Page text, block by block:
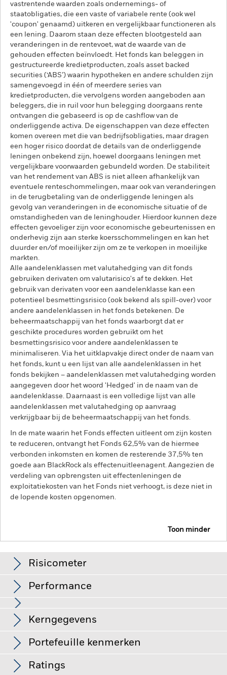
vastrentende waarden zoals ondernemings- of
staatobligaties, die een vaste of variabele rente (ook wel
'coupon' genaamd) uitkeren en vergelijkbaar functioneren als
een lening. Daarom staan deze effecten blootgesteld aan
veranderingen in de rentevoet, wat de waarde van de
gehouden effecten beïnvloedt. Het fonds kan beleggen in
gestructureerde kredietproducten, zoals asset backed
securities (‘ABS’) waarin hypotheken en andere schulden zijn
samengevoegd in één of meerdere series van
kredietproducten, die vervolgens worden aangeboden aan
beleggers, die in ruil voor hun belegging doorgaans rente
ontvangen die gebaseerd is op de cashflow van de
onderliggende activa. De eigenschappen van deze effecten
komen overeen met die van bedrijfsobligaties, maar dragen
een hoger risico doordat de details van de onderliggende
leningen onbekend zijn, hoewel doorgaans leningen met
vergelijkbare voorwaarden gebundeld worden. De stabiliteit
van het rendement van ABS is niet alleen afhankelijk van
eventuele renteschommelingen, maar ook van veranderingen
in de terugbetaling van de onderliggende leningen als
gevolg van veranderingen in de economische situatie of de
omstandigheden van de leninghouder. Hierdoor kunnen deze
effecten gevoeliger zijn voor economische gebeurtenissen en
onderhevig zijn aan sterke koersschommelingen en kan het
duurder en/of moeilijker zijn om ze te verkopen in moeilijke
markten.
Alle aandelenklassen met valutahedging van dit fonds
gebruiken derivaten om valutarisico's af te dekken. Het
gebruik van derivaten voor een aandelenklasse kan een
potentieel besmettingsrisico (ook bekend als spill-over) voor
andere aandelenklassen in het fonds betekenen. De
beheermaatschappij van het fonds waarborgt dat er
geschikte procedures worden gebruikt om het
besmettingsrisico voor andere aandelenklassen te
minimaliseren. Via het uitklapvakje direct onder de naam van
het fonds, kunt u een lijst van alle aandelenklassen in het
fonds bekijken – aandelenklassen met valutahedging worden
aangegeven door het woord 'Hedged' in de naam van de
aandelenklasse. Daarnaast is een volledige lijst van alle
aandelenklassen met valutahedging op aanvraag
verkrijgbaar bij de beheermaatschappij van het fonds.
In de mate waarin het Fonds effecten uitleent om zijn kosten
te reduceren, ontvangt het Fonds 62,5% van de hiermee
verbonden inkomsten en komen de resterende 37,5% ten
goede aan BlackRock als effectenuitleenagent. Aangezien de
verdeling van opbrengsten uit effectenleningen de
exploitatiekosten van het Fonds niet verhoogt, is deze niet in
de lopende kosten opgenomen.
Toon minder
Risicometer
Performance
Volledige grafiek bekijken
Kredietrisico, veranderingen in rentetarieven en/of in de
wanbetalingsquote van emittenten hebben een aanzienlijk
invloed op de prestaties van vastrentende effecten. Potentiële
of werkelijke verlagingen van de kredietrating kunnen het
risiconiveau verhogen.Derivaten zijn zeer gevoelig voor
veranderingen in de waarde van de activa waarop ze
gebaseerd zijn en kunnen leiden tot grotere verliezen of
Kerngegevens
Fondsomvang
Portefeuille kenmerken
Aantal posities
Ratings